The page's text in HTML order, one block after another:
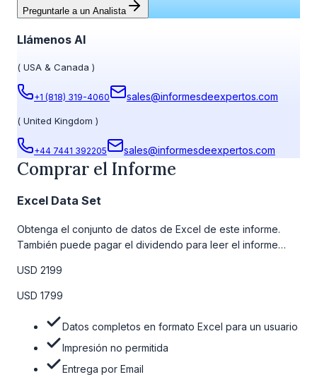
Preguntarle a un Analista
Llámenos Al
( USA & Canada )
+1 (818) 319-4060 sales@informesdeexpertos.com
( United Kingdom )
+44 7441 392205 sales@informesdeexpertos.com
Comprar el Informe
Excel Data Set
Obtenga el conjunto de datos de Excel de este informe.
También puede pagar el dividendo para leer el informe
la tabla de precios a continuación.
USD 2199
USD 1799
Datos completos en formato Excel para un usuario
Impresión no permitida
Entrega por Email